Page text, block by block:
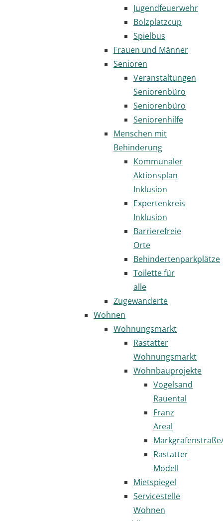
Jugendfeuerwehr
Bolzplatzcup
Spielbus
Frauen und Männer
Senioren
Veranstaltungen
Seniorenbüro
Seniorenbüro
Seniorenhilfe
Menschen mit
Behinderung
Kommunaler
Aktionsplan
Inklusion
Expertenkreis
Inklusion
Barrierefreie
Orte
Behindertenparkplätze
Toilette für
alle
Zugewanderte
Wohnen
Wohnungsmarkt
Rastatter
Wohnungsmarkt
Wohnbauprojekte
Vogelsand
Rauental
Franz
Areal
Rastatter
Modell
Mietspiegel
Servicestelle
Wohnen